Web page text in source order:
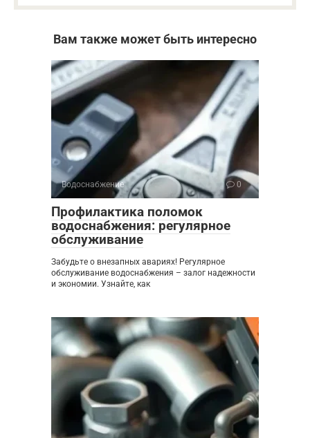
Вам также может быть интересно
Водоснабжение 0
Профилактика поломок
водоснабжения: регулярное
обслуживание
Забудьте о внезапных авариях! Регулярное
обслуживание водоснабжения – залог надежности
и экономии. Узнайте, как